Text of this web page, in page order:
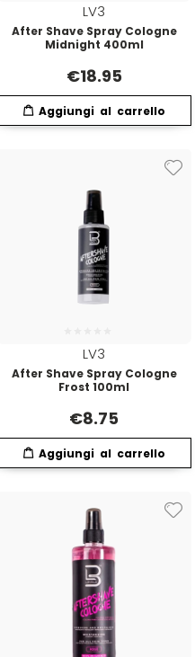
vanta
Vitality's
LV3
After Shave Spray Cologne
Midnight 400ml
€18.95
LV3
After Shave Spray Cologne
Frost 100ml
€8.75